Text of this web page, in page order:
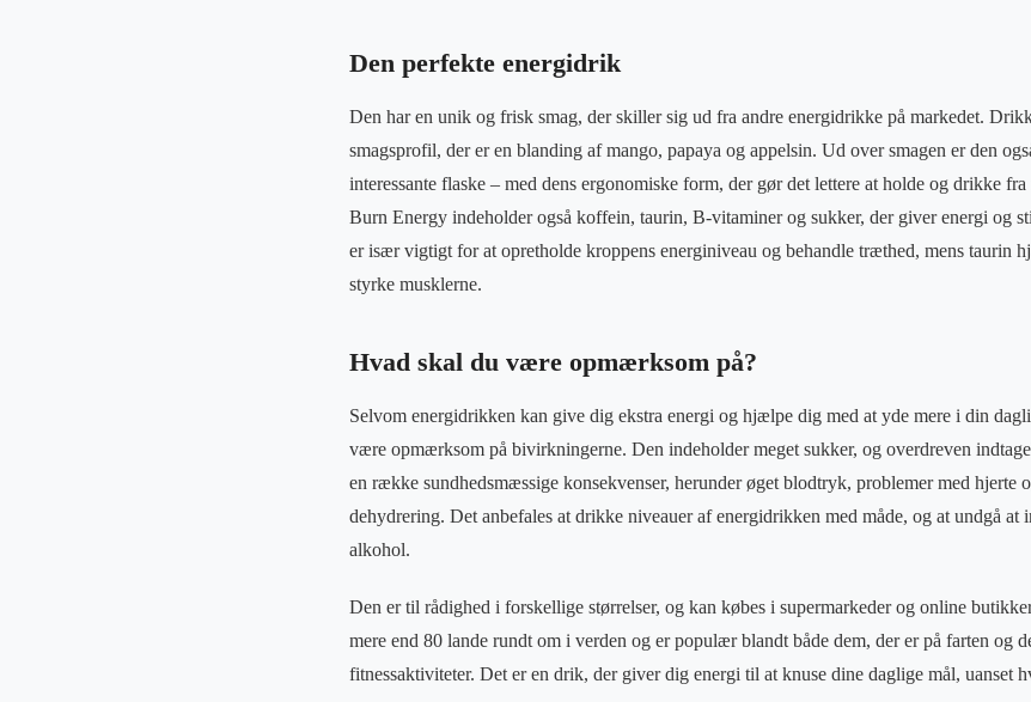
Den perfekte energidrik
Den har en unik og frisk smag, der skiller sig ud fra andre energidrikke på markedet.
smagsprofil, der er en blanding af mango, papaya og appelsin. Ud over smagen er den
interessante flaske – med dens ergonomiske form, der gør det lettere at holde og drikke fra
Burn Energy indeholder også koffein, taurin, B-vitaminer og sukker, der giver energi og
er især vigtigt for at opretholde kroppens energiniveau og behandle træthed, mens taurin
styrke musklerne.
Hvad skal du være opmærksom på?
Selvom energidrikken kan give dig ekstra energi og hjælpe dig med at yde mere i din
være opmærksom på bivirkningerne. Den indeholder meget sukker, og overdreven
en række sundhedsmæssige konsekvenser, herunder øget blodtryk, problemer med hjerte
dehydrering. Det anbefales at drikke niveauer af energidrikken med måde, og at undgå at
alkohol.
Den er til rådighed i forskellige størrelser, og kan købes i supermarkeder og online
mere end 80 lande rundt om i verden og er populær blandt både dem, der er på farten og
fitnessaktiviteter. Det er en drik, der giver dig energi til at knuse dine daglige mål, uanset